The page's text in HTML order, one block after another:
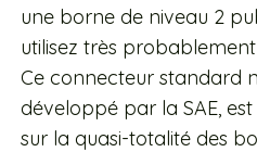
une borne de niveau 2
utilisez très
Ce connecteur standard
développé par la SAE,
sur la quasi-totalité des